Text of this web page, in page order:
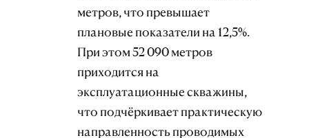
метров, что превышает
плановые показатели на 12,5%.
При этом 52 090 метров
приходится на
эксплуатационные скважины,
что подчёркивает практическую
направленность проводимых